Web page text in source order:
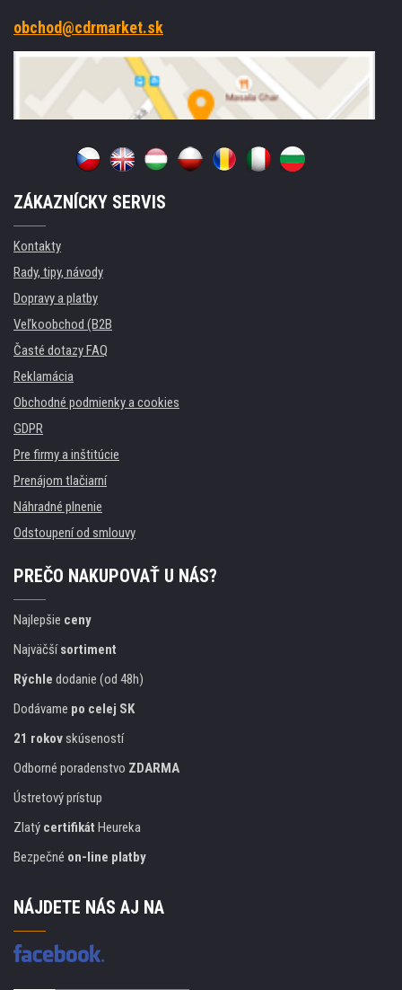
obchod@cdrmarket.sk
ZÁKAZNÍCKY SERVIS
Kontakty
Rady, tipy, návody
Dopravy a platby
Veľkoobchod (B2B
Časté dotazy FAQ
Reklamácia
Obchodné podmienky a cookies
GDPR
Pre firmy a inštitúcie
Prenájom tlačiarní
Náhradné plnenie
Odstoupení od smlouvy
PREČO NAKUPOVAŤ U NÁS?
Najlepšie ceny
Najväčšísortiment
Rýchle dodanie (od 48h)
Dodávame po celej SK
21 rokovskúseností
Odborné poradenstvo ZDARMA
Ústretový prístup
Zlatý certifikát Heureka
Bezpečné on-line platby
NÁJDETE NÁS AJ NA